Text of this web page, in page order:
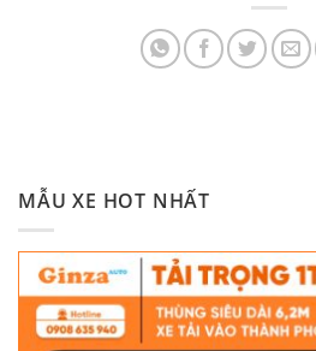
MẪU XE HOT NHẤT